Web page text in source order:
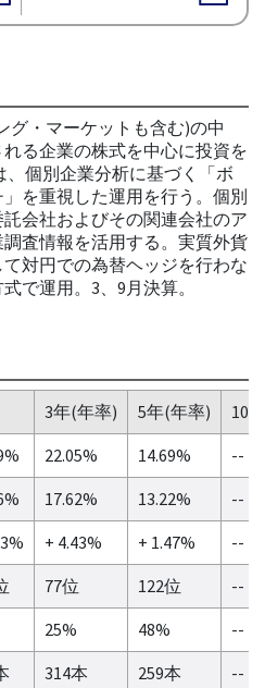
グ・マーケットも含む)の中
る企業の株式を中心に投資を
個別企業分析に基づく「ボ
を重視した運用を行う。個別
会社およびその関連会社のア
査情報を活用する。実質外貨
対円での為替ヘッジを行わな
で運用。3、9月決算。
3年(年率) 5年(年率)
10
22.05% 14.69%
--
17.62% 13.22%
--
+ 4.43% + 1.47%
--
77位 122位
--
25% 48%
--
314本 259本
--